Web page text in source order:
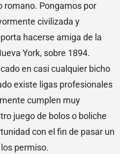
romano. Pongamos por
civilizada y
hacerse amiga de la
York, sobre 1894.
en casi cualquier bicho
existe ligas profesionales
cumplen muy
juego de bolos o boliche
con el fin de pasar un
permiso.